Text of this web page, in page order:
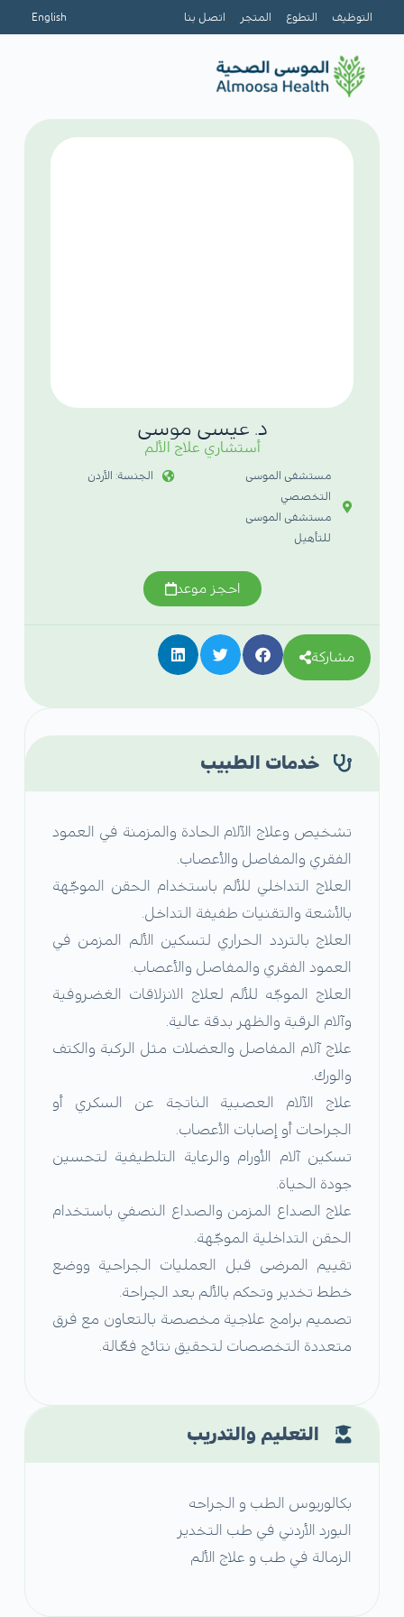
التوظيف التطوع المتجر اتصل بنا English
د. عيسى موسى
أستشاري علاج الألم
مستشفى الموسى
التخصصي
مستشفى الموسى
للتأهيل
الجنسة: الأردن
احجز موعد
مشاركة
خدمات الطبيب
تشخيص وعلاج الآلام الحادة والمزمنة في العمود
الفقري والمفاصل والأعصاب.
العلاج التداخلي للألم باستخدام الحقن الموجّهة
بالأشعة والتقنيات طفيفة التداخل.
العلاج بالتردد الحراري لتسكين الألم المزمن في
العمود الفقري والمفاصل والأعصاب.
العلاج الموجّه للألم لعلاج الانزلاقات الغضروفية
وآلام الرقبة والظهر بدقة عالية.
علاج آلام المفاصل والعضلات مثل الركبة والكتف
والورك.
علاج الآلام العصبية الناتجة عن السكري أو
الجراحات أو إصابات الأعصاب.
تسكين آلام الأورام والرعاية التلطيفية لتحسين
جودة الحياة.
علاج الصداع المزمن والصداع النصفي باستخدام
الحقن التداخلية الموجّهة.
تقييم المرضى قبل العمليات الجراحية ووضع
خطط تخدير وتحكم بالألم بعد الجراحة.
تصميم برامج علاجية مخصصة بالتعاون مع فرق
متعددة التخصصات لتحقيق نتائج فعّالة.
التعليم والتدريب
بكالوريوس الطب و الجراحه
البورد الأردني في طب التخدير
الزمالة في طب و علاج الألم